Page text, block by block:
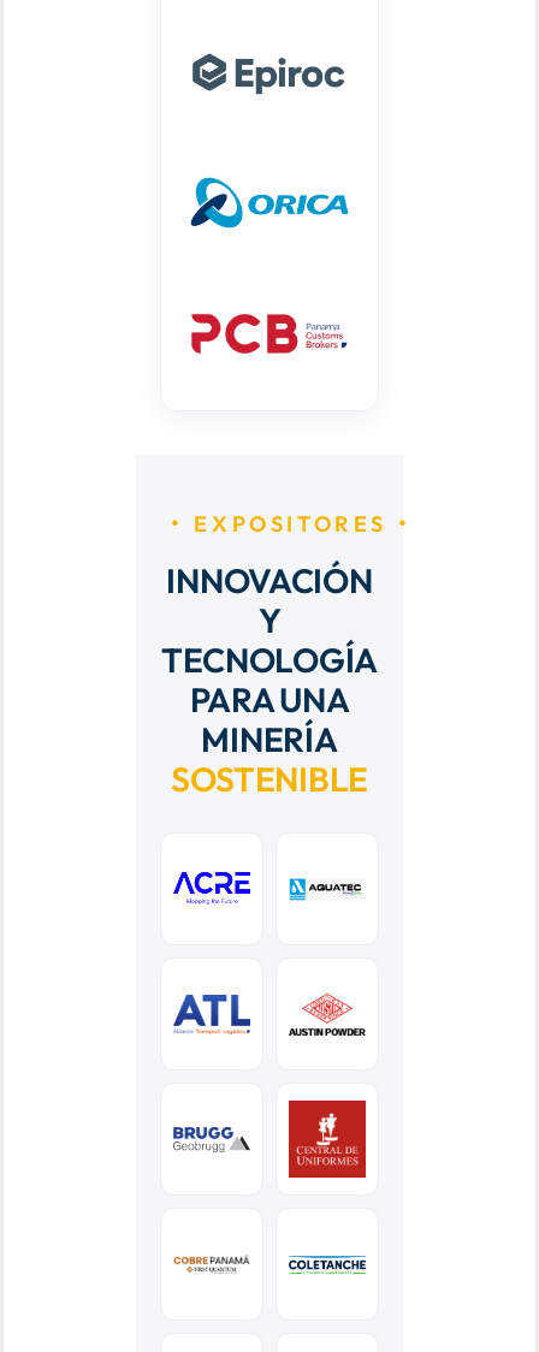
EXPOSITORES
INNOVACIÓN
Y
TECNOLOGÍA
PARA UNA
MINERÍA
SOSTENIBLE